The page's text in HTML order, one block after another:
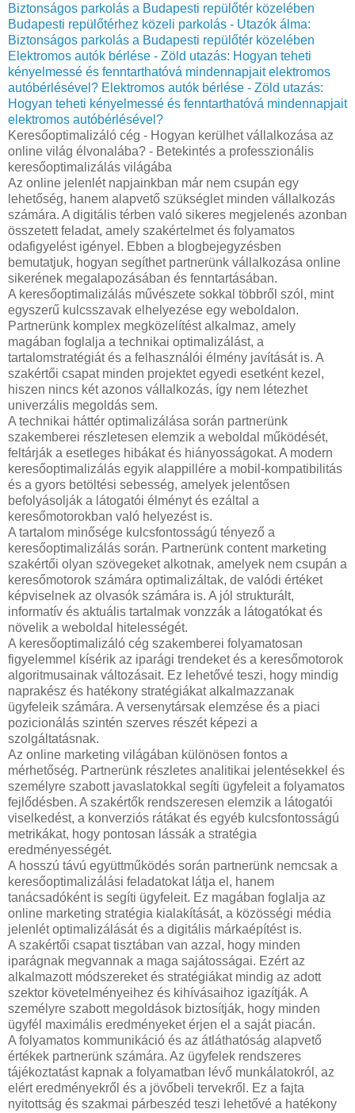
Biztonságos parkolás a Budapesti repülőtér közelében
Budapesti repülőtérhez közeli parkolás - Utazók álma:
Biztonságos parkolás a Budapesti repülőtér közelében
Elektromos autók bérlése - Zöld utazás: Hogyan teheti
kényelmessé és fenntarthatóvá mindennapjait elektromos
autóbérlésével? Elektromos autók bérlése - Zöld utazás:
Hogyan teheti kényelmessé és fenntarthatóvá mindennapjait
elektromos autóbérlésével?
Keresőoptimalizáló cég - Hogyan kerülhet vállalkozása az
online világ élvonalába? - Betekintés a professzionális
keresőoptimalizálás világába
Az online jelenlét napjainkban már nem csupán egy
lehetőség, hanem alapvető szükséglet minden vállalkozás
számára. A digitális térben való sikeres megjelenés azonban
összetett feladat, amely szakértelmet és folyamatos
odafigyelést igényel. Ebben a blogbejegyzésben
bemutatjuk, hogyan segíthet partnerünk vállalkozása online
sikerének megalapozásában és fenntartásában.
A keresőoptimalizálás művészete sokkal többről szól, mint
egyszerű kulcsszavak elhelyezése egy weboldalon.
Partnerünk komplex megközelítést alkalmaz, amely
magában foglalja a technikai optimalizálást, a
tartalomstratégiát és a felhasználói élmény javítását is. A
szakértői csapat minden projektet egyedi esetként kezel,
hiszen nincs két azonos vállalkozás, így nem létezhet
univerzális megoldás sem.
A technikai háttér optimalizálása során partnerünk
szakemberei részletesen elemzik a weboldal működését,
feltárják a esetleges hibákat és hiányosságokat. A modern
keresőoptimalizálás egyik alappillére a mobil-kompatibilitás
és a gyors betöltési sebesség, amelyek jelentősen
befolyásolják a látogatói élményt és ezáltal a
keresőmotorokban való helyezést is.
A tartalom minősége kulcsfontosságú tényező a
keresőoptimalizálás során. Partnerünk content marketing
szakértői olyan szövegeket alkotnak, amelyek nem csupán a
keresőmotorok számára optimalizáltak, de valódi értéket
képviselnek az olvasók számára is. A jól strukturált,
informatív és aktuális tartalmak vonzzák a látogatókat és
növelik a weboldal hitelességét.
A keresőoptimalizáló cég szakemberei folyamatosan
figyelemmel kísérik az iparági trendeket és a keresőmotorok
algoritmusainak változásait. Ez lehetővé teszi, hogy mindig
naprakész és hatékony stratégiákat alkalmazzanak
ügyfeleik számára. A versenytársak elemzése és a piaci
pozicionálás szintén szerves részét képezi a
szolgáltatásnak.
Az online marketing világában különösen fontos a
mérhetőség. Partnerünk részletes analitikai jelentésekkel és
személyre szabott javaslatokkal segíti ügyfeleit a folyamatos
fejlődésben. A szakértők rendszeresen elemzik a látogatói
viselkedést, a konverziós rátákat és egyéb kulcsfontosságú
metrikákat, hogy pontosan lássák a stratégia
eredményességét.
A hosszú távú együttműködés során partnerünk nemcsak a
keresőoptimalizálási feladatokat látja el, hanem
tanácsadóként is segíti ügyfeleit. Ez magában foglalja az
online marketing stratégia kialakítását, a közösségi média
jelenlét optimalizálását és a digitális márkaépítést is.
A szakértői csapat tisztában van azzal, hogy minden
iparágnak megvannak a maga sajátosságai. Ezért az
alkalmazott módszereket és stratégiákat mindig az adott
szektor követelményeihez és kihívásaihoz igazítják. A
személyre szabott megoldások biztosítják, hogy minden
ügyfél maximális eredményeket érjen el a saját piacán.
A folyamatos kommunikáció és az átláthatóság alapvető
értékek partnerünk számára. Az ügyfelek rendszeres
tájékoztatást kapnak a folyamatban lévő munkálatokról, az
elért eredményekről és a jövőbeli tervekről. Ez a fajta
nyitottság és szakmai párbeszéd teszi lehetővé a hatékony